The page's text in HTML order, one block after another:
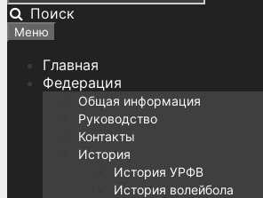
Поиск
Меню
Главная
Федерация
Общая информация
Руководство
Контакты
История
История УРФВ
История волейбола